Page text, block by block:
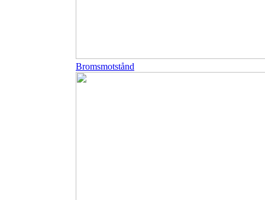
Bromsmotstånd